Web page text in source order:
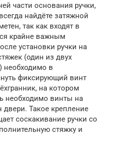
части основания ручки,
найдёте затяжной
так как входят в
крайне важным
установки ручки на
(один из двух
необходимо в
фиксирующий винт
на котором
необходимо винты на
двери. Такое крепление
соскакивание ручки со
стяжку и